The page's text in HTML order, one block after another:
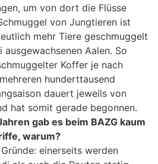
um von dort die Flüsse
von Jungtieren ist
mehr Tiere geschmuggelt
Aalen. So
Koffer je nach
hunderttausend
dauert jeweils von
hat somit gerade begonnen.
gab es beim BAZG kaum
warum?
einerseits werden